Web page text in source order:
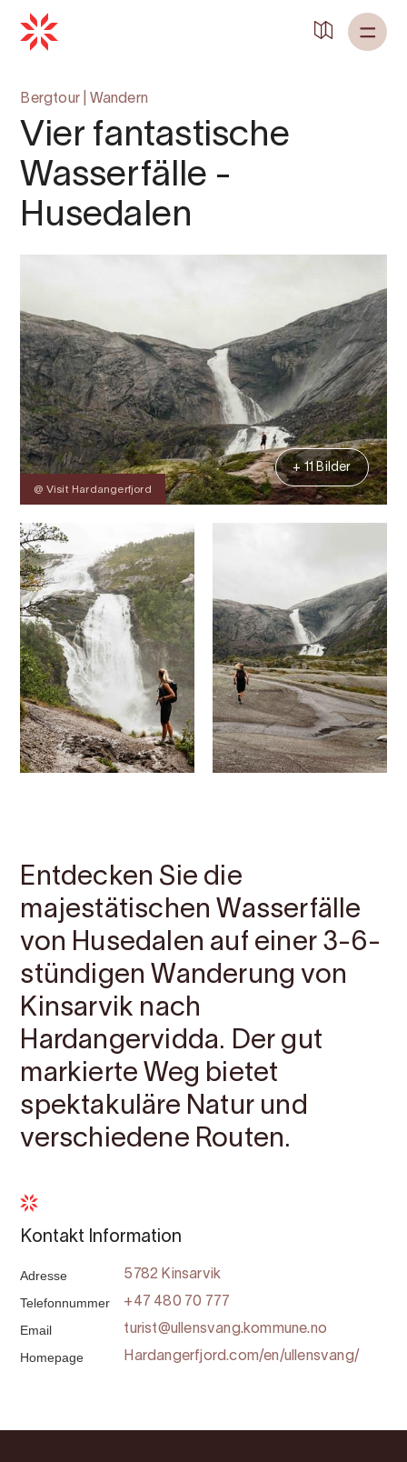
Bergtour Wandern
Vier fantastische
Wasserfälle -
Husedalen
@ Visit Hardangerfjord
+ 11 Bilder
Entdecken Sie die
majestätischen Wasserfälle
von Husedalen auf einer 3-6-
stündigen Wanderung von
Kinsarvik nach
Hardangervidda. Der gut
markierte Weg bietet
spektakuläre Natur und
verschiedene Routen.
Kontakt Information
Adresse 5782 Kinsarvik
Telefonnummer +47 480 70 777
Email turist@ullensvang.kommune.no
Homepage Hardangerfjord.com/en/ullensvang/